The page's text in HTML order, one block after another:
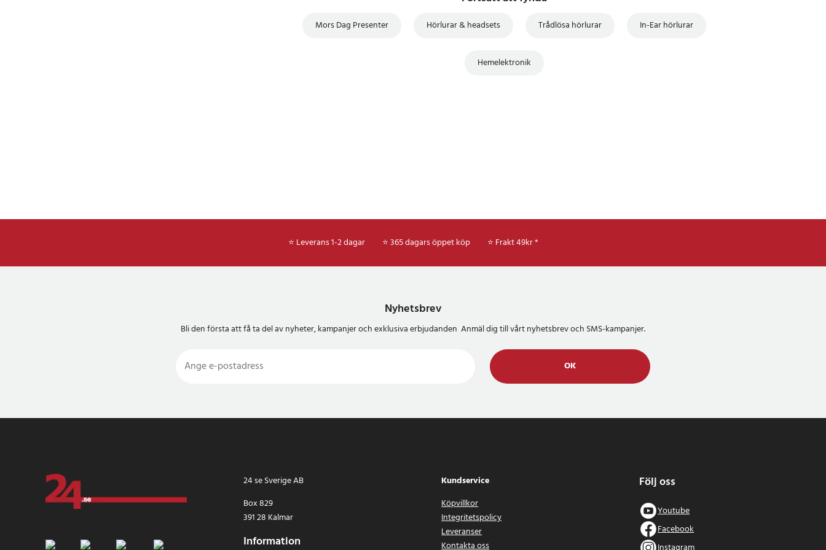
Mors Dag Presenter Hörlurar & headsets Trådlösa hörlurar In-Ear hörlurar
Hemelektronik
⭐ Leverans 1-2 dagar ⭐ 365 dagars öppet köp ⭐ Frakt 49kr *
Nyhetsbrev
Bli den första att få ta del av nyheter, kampanjer och exklusiva erbjudanden Anmäl dig till vårt nyhetsbrev och SMS-kampanjer.
OK
24 se Sverige AB
Box 829
391 28 Kalmar
Information
Kundservice
Köpvillkor
Integritetspolicy
Leveranser
Kontakta oss
Följ oss
Youtube
Facebook